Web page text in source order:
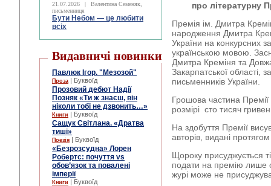
21.07.2026 |
Валентина Семеняк,
письменниця
Бути Небом ― це любити
всіх
Видавничі новинки
Павлюк Ігор. "Мезозой"
Проза | Буквоїд
Прозовий дебют Надії
Позняк «Ти ж знаєш, він
ніколи тобі не дзвонить…»
Книги | Буквоїд
Сащук Світлана. «Дратва
тиші»
Поезія | Буквоїд
«Безрозсудна» Лорен
Робертс: почуття vs
обов’язок та повалені
імперії
Книги | Буквоїд
про літературну
Премія ім. Дмитра
народження Дмитра
України на конкурсних
українською мовою.
Дмитра Креміня та
Закарпатської області,
письменників України.
Грошова частина
розмірі сто тисяч
На здобуття Премії
авторів, видані
Щороку присуджується
подати на премію лише
журі може не